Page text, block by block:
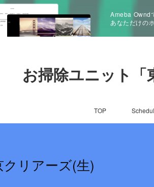
Ameba Ownd
あなただけの
お掃除ユニット「
TOP
リアーズ(生)